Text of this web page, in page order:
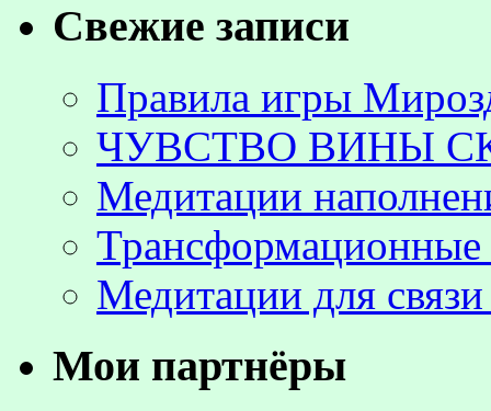
Свежие записи
Правила игры
ЧУВСТВО ВИНЫ
Медитации
Трансформационные
Медитации для
Мои партнёры